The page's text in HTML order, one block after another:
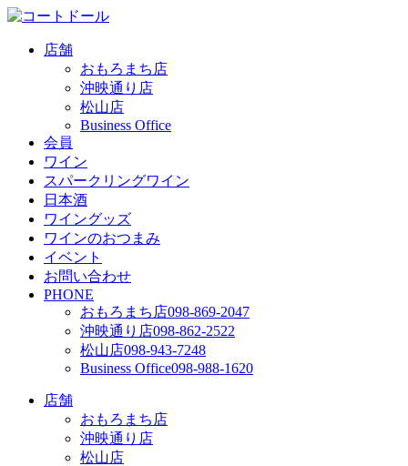
店舗
おもろまち店
沖映通り店
松山店
Business Office
会員
ワイン
スパークリングワイン
日本酒
ワイングッズ
ワインのおつまみ
イベント
お問い合わせ
PHONE
おもろまち店098-869-2047
沖映通り店098-862-2522
松山店098-943-7248
Business Office098-988-1620
店舗
おもろまち店
沖映通り店
松山店